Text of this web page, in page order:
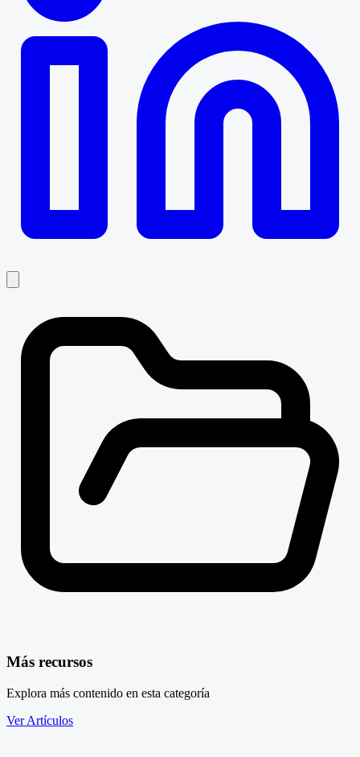
Más recursos
Explora más contenido en esta categoría
Ver Artículos